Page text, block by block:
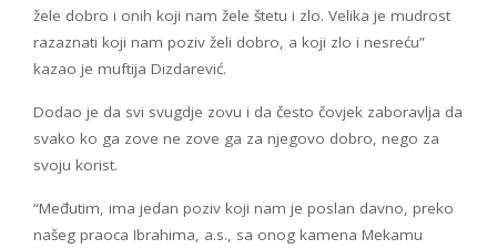
žele dobro i onih koji nam žele štetu i zlo. Velika je mudrost
razaznati koji nam poziv želi dobro, a koji zlo i nesreću”
kazao je muftija Dizdarević.
Dodao je da svi svugdje zovu i da često čovjek zaboravlja da
svako ko ga zove ne zove ga za njegovo dobro, nego za
svoju korist.
“Međutim, ima jedan poziv koji nam je poslan davno, preko
našeg praoca Ibrahima, a.s., sa onog kamena Mekamu